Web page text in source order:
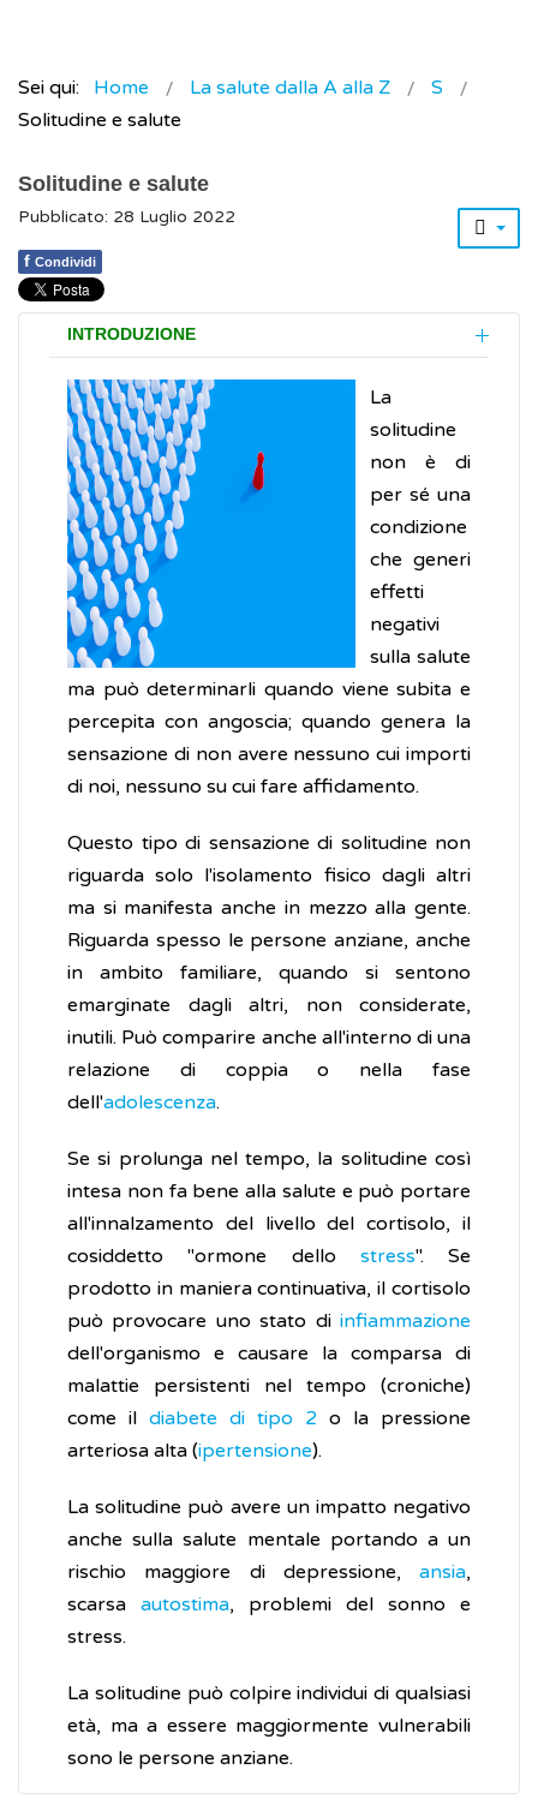
Sei qui: Home La salute dalla A alla Z
S
Solitudine e salute
Solitudine e salute
Pubblicato: 28 Luglio 2022
f Condividi
INTRODUZIONE
La
solitudine
non è di
per sé una
condizione
che generi
effetti
negativi
sulla salute
ma può determinarli quando viene subita e
percepita con angoscia; quando genera la
sensazione di non avere nessuno cui importi
di noi, nessuno su cui fare affidamento.
Questo tipo di sensazione di solitudine non
riguarda solo l'isolamento fisico dagli altri
ma si manifesta anche in mezzo alla gente.
Riguarda spesso le persone anziane, anche
in ambito familiare, quando si sentono
emarginate dagli altri, non considerate,
inutili. Può comparire anche all'interno di una
relazione di coppia o nella fase
dell'adolescenza.
Se si prolunga nel tempo, la solitudine così
intesa non fa bene alla salute e può portare
all'innalzamento del livello del cortisolo, il
cosiddetto "ormone dello stress". Se
prodotto in maniera continuativa, il cortisolo
può provocare uno stato di infiammazione
dell'organismo e causare la comparsa di
malattie persistenti nel tempo (croniche)
come il diabete di tipo 2 o la pressione
arteriosa alta (ipertensione).
La solitudine può avere un impatto negativo
anche sulla salute mentale portando a un
rischio maggiore di depressione, ansia,
scarsa autostima, problemi del sonno e
stress.
La solitudine può colpire individui di qualsiasi
età, ma a essere maggiormente vulnerabili
sono le persone anziane.